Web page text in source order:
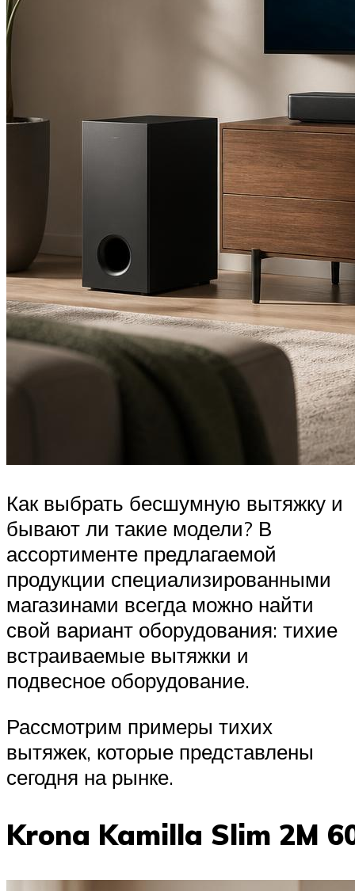
Как выбрать бесшумную вытяжку и
бывают ли такие модели? В
ассортименте предлагаемой
продукции специализированными
магазинами всегда можно найти
свой вариант оборудования: тихие
встраиваемые вытяжки и
подвесное оборудование.
Рассмотрим примеры тихих
вытяжек, которые представлены
сегодня на рынке.
Krona Kamilla Slim 2M